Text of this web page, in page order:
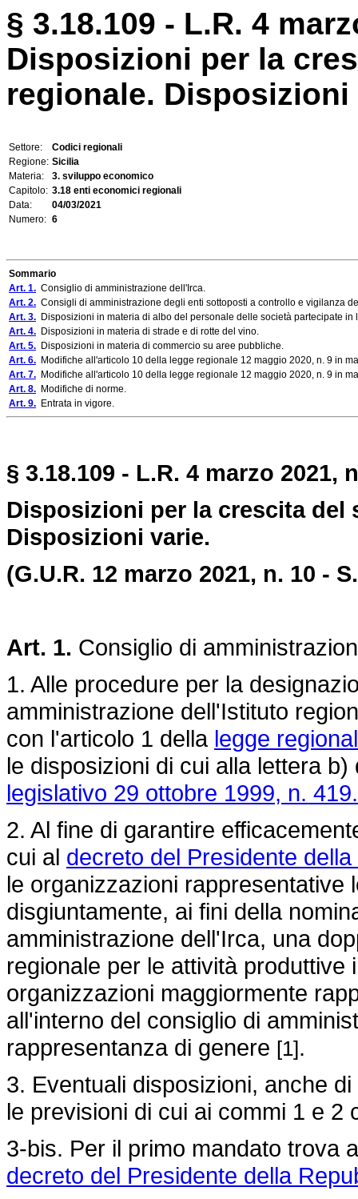
§ 3.18.109 - L.R. 4
Disposizioni per la
regionale. Disposizioni
Settore:
Codici regionali
Regione: Sicilia
Materia:
3. sviluppo economico
Capitolo: 3.18 enti economici regionali
Data:
04/03/2021
Numero: 6
Sommario
Art. 1. Consiglio di amministrazione dell'Irca.
Art. 2. Consigli di amministrazione degli enti sottoposti a controllo e vigilanza
Art. 3. Disposizioni in materia di albo del personale delle società partecipate in
Art. 4. Disposizioni in materia di strade e di rotte del vino.
Art. 5. Disposizioni in materia di commercio su aree pubbliche.
Art. 6. Modifiche all'articolo 10 della legge regionale 12 maggio 2020, n. 9 in
Art. 7. Modifiche all'articolo 10 della legge regionale 12 maggio 2020, n. 9 in
Art. 8. Modifiche di norme.
Art. 9. Entrata in vigore.
§ 3.18.109 - L.R. 4 marzo 2021,
Disposizioni per la crescita
Disposizioni varie.
(G.U.R. 12 marzo 2021, n. 10 -
Art. 1. Consiglio di
1. Alle procedure per la
amministrazione dell'Istituto
con l'articolo 1 della legge
le disposizioni di cui alla lettera
legislativo 29 ottobre 1999, n. 419.
2. Al fine di garantire
cui al decreto del Presidente
le organizzazioni rappresentative
disgiuntamente, ai fini della
amministrazione dell'Irca, una
regionale per le attività
organizzazioni maggiormente
all'interno del consiglio di
rappresentanza di genere [1].
3. Eventuali disposizioni, anche
le previsioni di cui ai commi 1 e
3-bis. Per il primo mandato trova
decreto del Presidente della